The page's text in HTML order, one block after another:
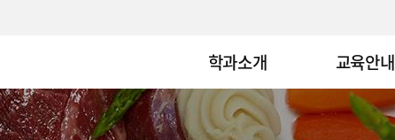
학과소개 교육안내